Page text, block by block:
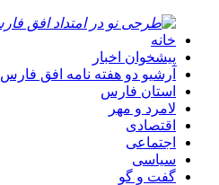
خانه
پیشخوان اخبار
آرشیو دو هفته نامه افق فارس
استان فارس
لامرد و مهر
اقتصادی
اجتماعی
سیاسی
گفت و گو